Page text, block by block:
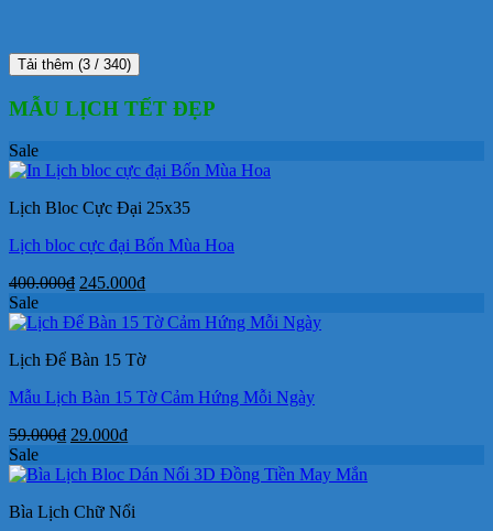
Tải thêm (3 / 340)
MẪU LỊCH TẾT ĐẸP
Sale
Lịch Bloc Cực Đại 25x35
Lịch bloc cực đại Bốn Mùa Hoa
400.000₫ Giá
là:
245.000₫Giá
tại
245.000₫.
Sale
Lịch Để Bàn 15 Tờ
Mẫu Lịch Bàn 15 Tờ Cảm Hứng Mỗi Ngày
59.000₫ Giá
là:
29.000₫Giá
tại
29.000₫.
Sale
Bìa Lịch Chữ Nổi